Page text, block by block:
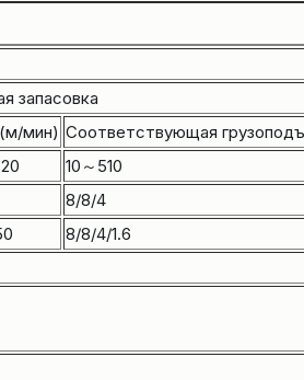
запасовка
мин) Соответствующая
10～510
8/8/4
8/8/4/1.6